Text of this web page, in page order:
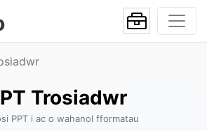
Trosiadwr
PPT i ac o wahanol fformatau